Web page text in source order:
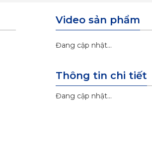
Video sản phẩm
Đang cập nhật...
Thông tin chi tiết
Đang cập nhật...